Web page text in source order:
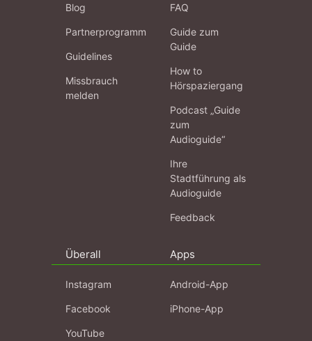
Blog
Partnerprogramm
Guidelines
Missbrauch
melden
FAQ
Guide zum
Guide
How to
Hörspaziergang
Podcast „Guide
zum
Audioguide“
Ihre
Stadtführung als
Audioguide
Feedback
Überall
Instagram
Facebook
YouTube
Apps
Android-App
iPhone-App